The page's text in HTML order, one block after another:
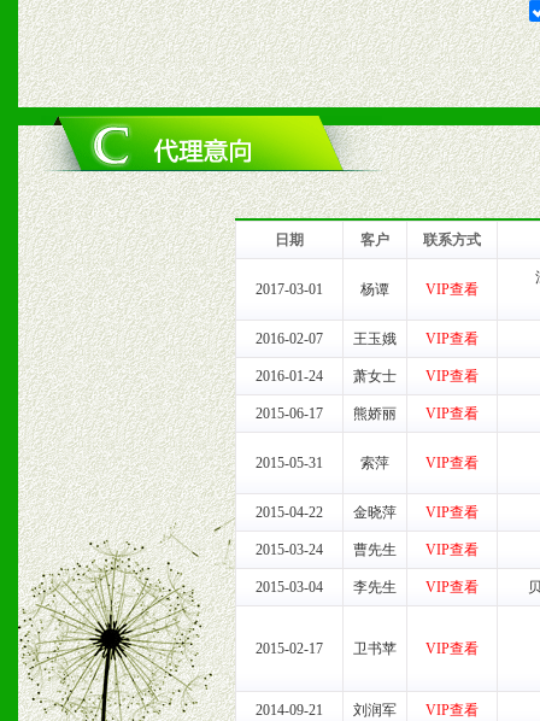
2、对于临期，滞销品给予
六、服务优势
1、完善的信息服务咨询中
我们将及时回复您的疑问。
2、售后服务：突发性产品
以及时受理记录并合理妥
3、我们时刻整理各区销售
时收编销售效果显着的案
七、招商代理（全国各地）
1、认同我们的经营理念。
2、具备较好商业信誉和资
3、具备区域内良好的终端
日期 客户 联系方式
2017-03-01 杨谭 VIP查看
2016-02-07 王玉娥 VIP查看
2016-01-24 萧女士 VIP查看
2015-06-17 熊娇丽 VIP查看
2015-05-31 索萍 VIP查看
2015-04-22 金晓萍 VIP查看
2015-03-24 曹先生 VIP查看
2015-03-04 李先生 VIP查看
2015-02-17 卫书苹 VIP查看
2014-09-21 刘润军 VIP查看